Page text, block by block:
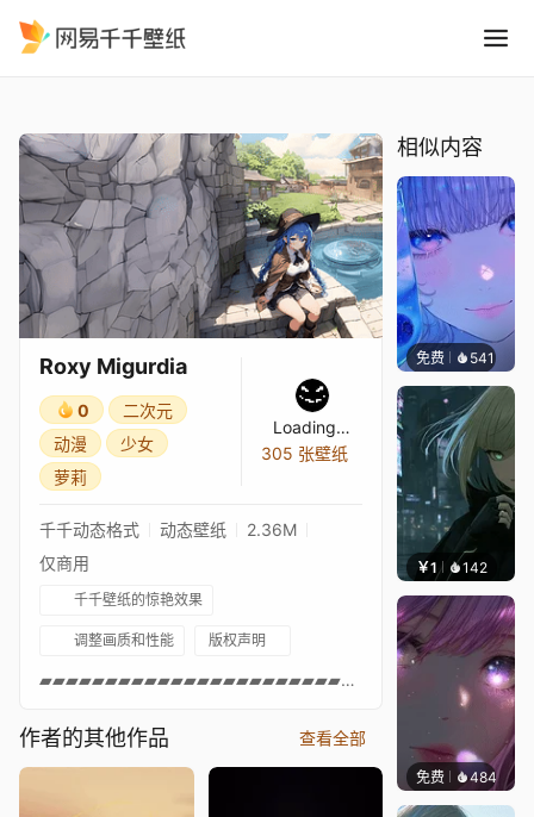
Roxy Migurdia
0
二次元
动漫
少女
萝莉
Loading…
305 张壁纸
千千动态格式 动态壁纸
2.36M
仅商用
千千壁纸的惊艳效果
调整画质和性能 版权声明
▰▰▰▰▰▰▰▰▰▰▰▰▰▰▰▰▰▰▰▰▰▰▰SUBSCRIBE▰▰▰▰▰▰▰▰▰▰▰▰▰▰▰▰▰▰▰▰▰▰▰Anime:無職の転生ENG-Mushoku TenseiРус-Ренкарнация безработногоУкр-Реінкарнація безробітного▰▰▰▰▰▰▰▰▰▰▰▰▰▰▰▰▰▰▰▰▰▰▰
作者的其他作品 查看全部
相似内容
免费 541辰东
￥1 142
免费 484辰东